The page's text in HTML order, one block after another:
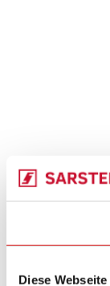
Diese